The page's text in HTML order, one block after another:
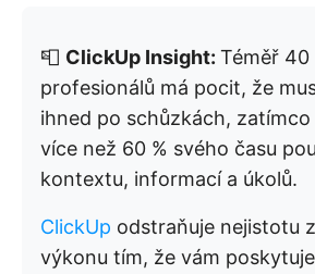
📮 ClickUp Insight: Téměř 40
profesionálů má pocit, že
ihned po schůzkách,
více než 60 % svého času
kontextu, informací a úkolů.
ClickUp odstraňuje nejistotu
výkonu tím, že vám poskytuje